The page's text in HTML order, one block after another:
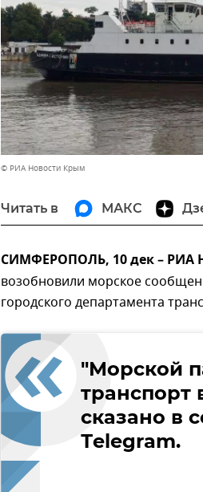
© РИА Новости Крым
Читать в МАКС
СИМФЕРОПОЛЬ, 10 дек – РИА
возобновили морское
городского департамента
"Морской
транспорт
сказано в
Тelegram.